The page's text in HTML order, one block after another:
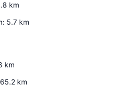
km
: 5.7 km
km
km